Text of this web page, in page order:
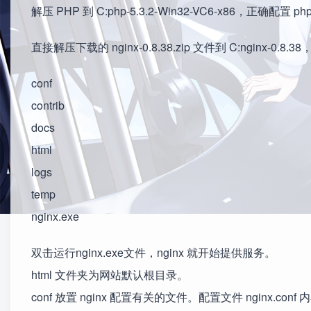
解压 PHP 到 C:php-5.3.2-Win32-VC6-x86，正确配置
直接解压下载的 nginx-0.8.38.zip 文件到 C:nginx-0.8.38
conf
contrib
docs
html
logs
temp
nginx.exe
双击运行nginx.exe文件，nginx 就开始提供服务。
html 文件夹为网站默认根目录。
conf 放置 nginx 配置有关的文件。配置文件 nginx.conf